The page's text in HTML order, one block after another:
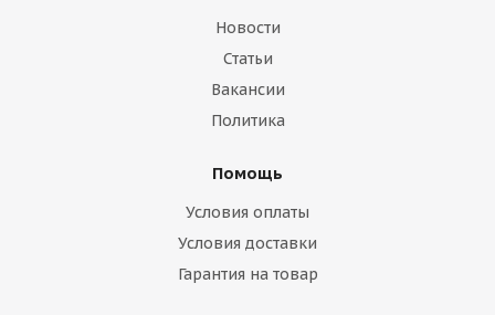
Новости
Статьи
Вакансии
Политика
Помощь
Условия оплаты
Условия доставки
Гарантия на товар